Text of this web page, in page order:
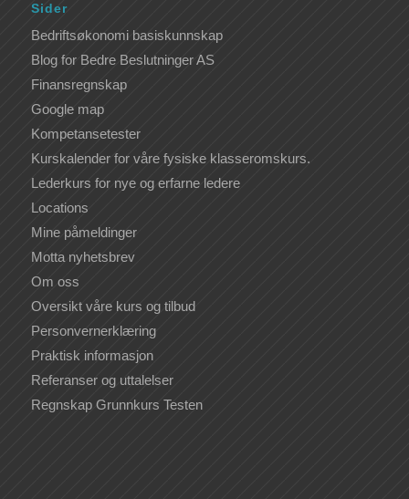
Sider
Bedriftsøkonomi basiskunnskap
Blog for Bedre Beslutninger AS
Finansregnskap
Google map
Kompetansetester
Kurskalender for våre fysiske klasseromskurs.
Lederkurs for nye og erfarne ledere
Locations
Mine påmeldinger
Motta nyhetsbrev
Om oss
Oversikt våre kurs og tilbud
Personvernerklæring
Praktisk informasjon
Referanser og uttalelser
Regnskap Grunnkurs Testen